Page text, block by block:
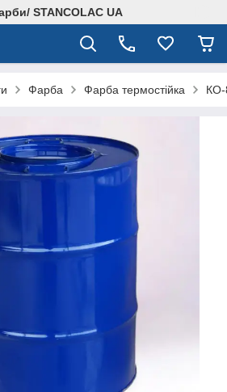
STANCOLAC UA
Фарба Фарба термостійка КО-